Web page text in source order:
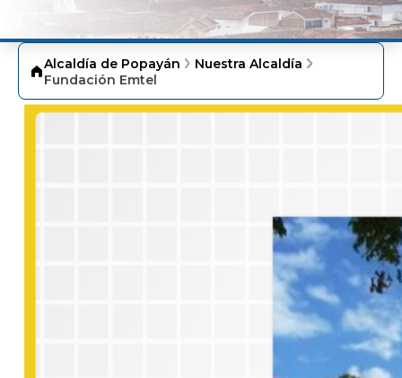
Alcaldía de Popayán
Nuestra Alcaldía
Fundación Emtel